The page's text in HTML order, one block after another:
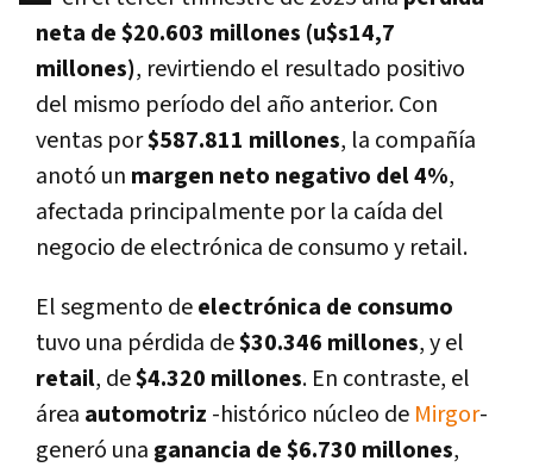
neta de $20.603 millones (u$s14,7
millones), revirtiendo el resultado positivo
del mismo período del año anterior. Con
ventas por$587.811 millones, la compañía
anotó un margen neto negativo del 4%,
afectada principalmente por la caída del
negocio de electrónica de consumo y retail.
El segmento deelectrónica de consumo
tuvo una pérdida de$30.346 millones, y el
retail, de$4.320 millones. En contraste, el
área automotriz -histórico núcleo de Mirgor-
generó una ganancia de $6.730 millones,